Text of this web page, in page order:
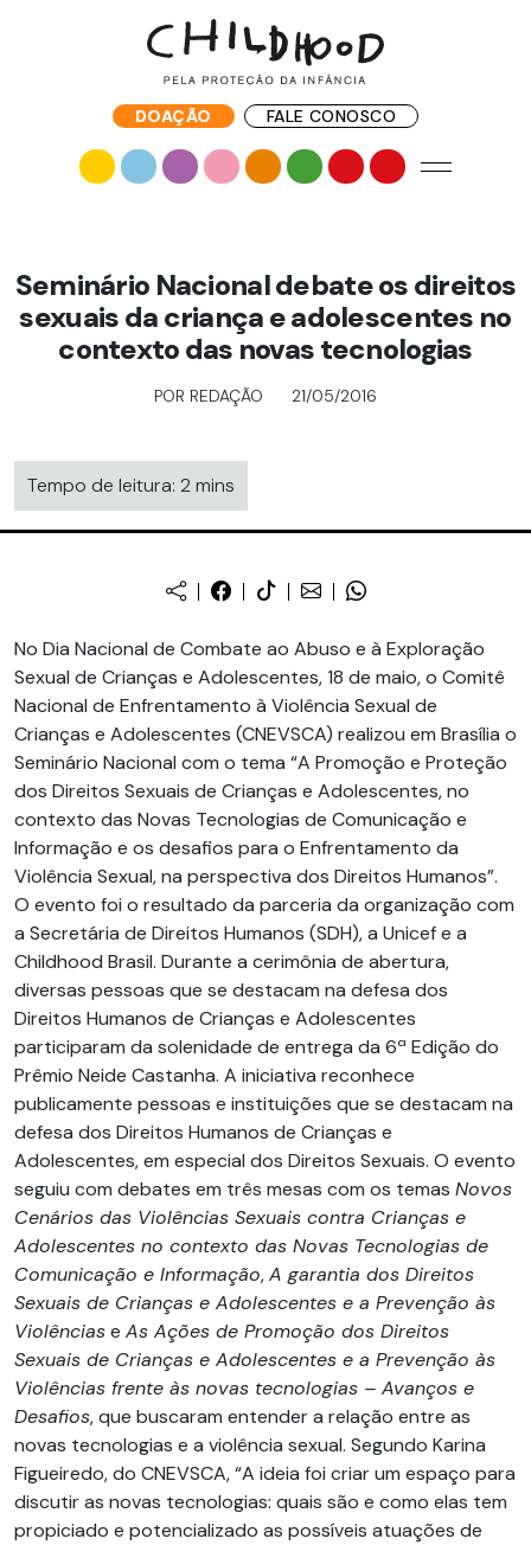
DOAÇÃO FALE CONOSCO
Seminário Nacional debate os direitos
sexuais da criança e adolescentes no
contexto das novas tecnologias
POR REDAÇÃO 21/05/2016
Tempo de leitura: 2 mins
No Dia Nacional de Combate ao Abuso e à Exploração
Sexual de Crianças e Adolescentes, 18 de maio, o Comitê
Nacional de Enfrentamento à Violência Sexual de
Crianças e Adolescentes (CNEVSCA) realizou em Brasília o
Seminário Nacional com o tema “A Promoção e Proteção
dos Direitos Sexuais de Crianças e Adolescentes, no
contexto das Novas Tecnologias de Comunicação e
Informação e os desafios para o Enfrentamento da
Violência Sexual, na perspectiva dos Direitos Humanos”.
O evento foi o resultado da parceria da organização com
a Secretária de Direitos Humanos (SDH), a Unicef e a
Childhood Brasil. Durante a cerimônia de abertura,
diversas pessoas que se destacam na defesa dos
Direitos Humanos de Crianças e Adolescentes
participaram da solenidade de entrega da 6ª Edição do
Prêmio Neide Castanha. A iniciativa reconhece
publicamente pessoas e instituições que se destacam na
defesa dos Direitos Humanos de Crianças e
Adolescentes, em especial dos Direitos Sexuais. O evento
seguiu com debates em três mesas com os temas Novos
Cenários das Violências Sexuais contra Crianças e
Adolescentes no contexto das Novas Tecnologias de
Comunicação e Informação,A garantia dos Direitos
Sexuais de Crianças e Adolescentes e a Prevenção às
Violênciase As Ações de Promoção dos Direitos
Sexuais de Crianças e Adolescentes e a Prevenção às
Violências frente às novas tecnologias – Avanços e
Desafios, que buscaram entender a relação entre as
novas tecnologias e a violência sexual. Segundo Karina
Figueiredo, do CNEVSCA, “A ideia foi criar um espaço para
discutir as novas tecnologias: quais são e como elas tem
propiciado e potencializado as possíveis atuações de